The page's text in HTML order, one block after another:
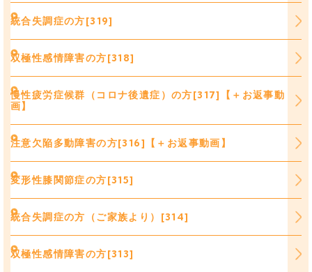
統合失調症の方[319]
双極性感情障害の方[318]
慢性疲労症候群（コロナ後遺症）の方[317]【＋お返事動
画】
注意欠陥多動障害の方[316]【＋お返事動画】
変形性膝関節症の方[315]
統合失調症の方（ご家族より）[314]
双極性感情障害の方[313]